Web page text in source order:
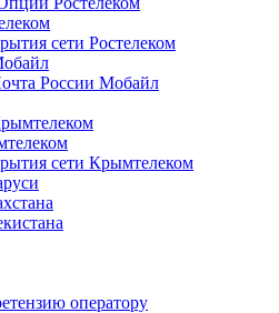
сети Ростелеком
России Мобайл
сети Крымтелеком
оператору